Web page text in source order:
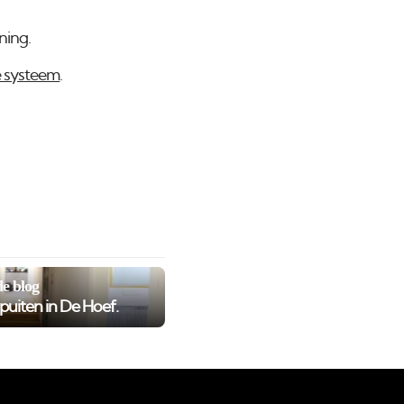
systeem.
blog
in De Hoef.